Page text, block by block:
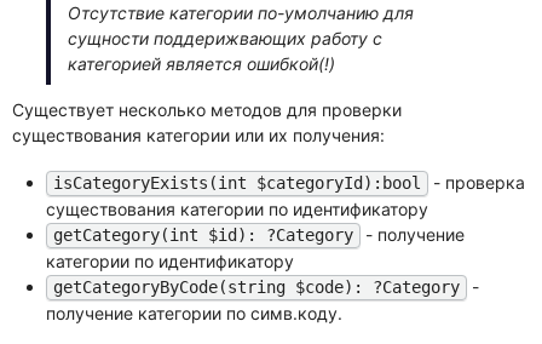
Отсутствие категории по-умолчанию для
сущности поддерижвающих работу с
категорией является ошибкой(!)
Существует несколько методов для проверки
существования категории или их получения:
isCategoryExists(int $categoryId):bool
- проверка
существования категории по идентификатору
getCategory(int $id): ?Category
- получение
категории по идентификатору
getCategoryByCode(string $code): ?Category
-
получение категории по симв.коду.